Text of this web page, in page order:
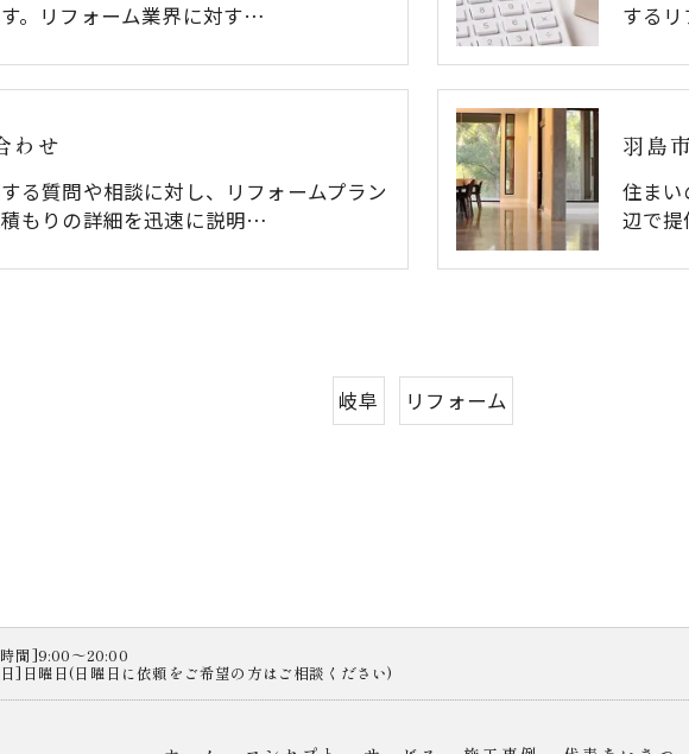
。リフォーム業界に対す…
する
わせ
る質問や相談に対し、リフォームプラン
もりの詳細を迅速に説明…
羽島
住ま
辺で
岐阜 リフォーム
間]9:00～20:00
]日曜日(日曜日に依頼をご希望の方はご相談ください)